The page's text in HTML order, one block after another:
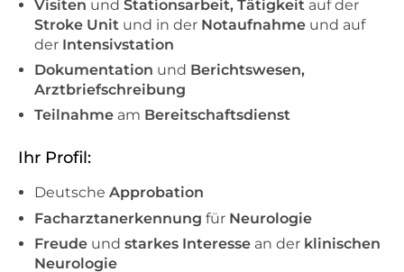
Visiten und Stationsarbeit, Tätigkeit auf der
Stroke Unit und in der Notaufnahme und auf
der Intensivstation
Dokumentation und Berichtswesen,
Arztbriefschreibung
Teilnahme am Bereitschaftsdienst
Ihr Profil:
Deutsche Approbation
Facharztanerkennung für Neurologie
Freude und starkes Interesse an der klinischen
Neurologie